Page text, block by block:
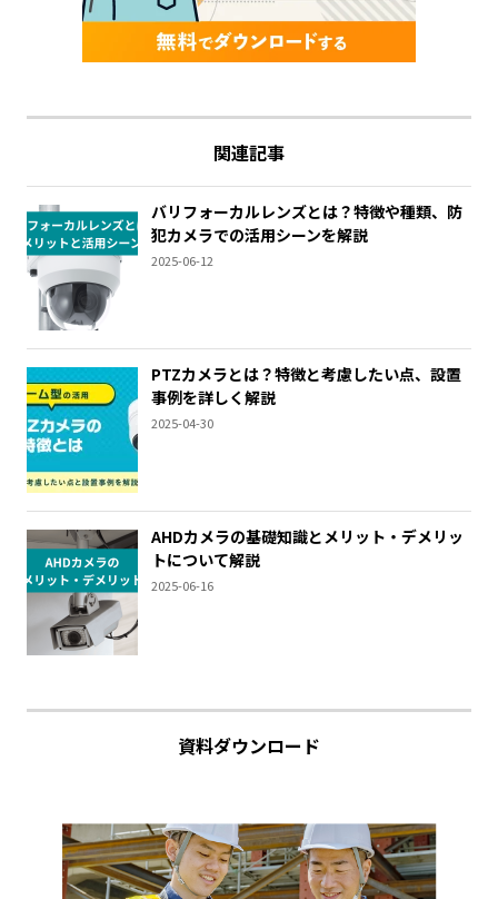
関連記事
バリフォーカルレンズとは？特徴や種類、防
犯カメラでの活用シーンを解説
2025-06-12
PTZカメラとは？特徴と考慮したい点、設置
事例を詳しく解説
2025-04-30
AHDカメラの基礎知識とメリット・デメリッ
トについて解説
2025-06-16
資料ダウンロード